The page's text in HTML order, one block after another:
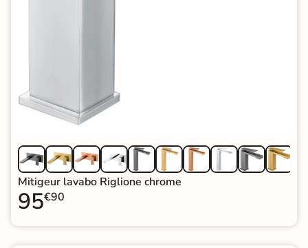
Mitigeur lavabo Riglione chrome
95€90